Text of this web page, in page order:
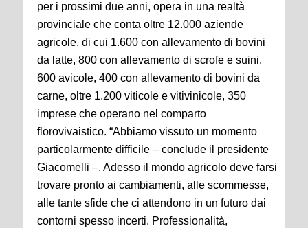
per i prossimi due anni, opera in una realtà
provinciale che conta oltre 12.000 aziende
agricole, di cui 1.600 con allevamento di bovini
da latte, 800 con allevamento di scrofe e suini,
600 avicole, 400 con allevamento di bovini da
carne, oltre 1.200 viticole e vitivinicole, 350
imprese che operano nel comparto
florovivaistico. “Abbiamo vissuto un momento
particolarmente difficile – conclude il presidente
Giacomelli –. Adesso il mondo agricolo deve farsi
trovare pronto ai cambiamenti, alle scommesse,
alle tante sfide che ci attendono in un futuro dai
contorni spesso incerti. Professionalità,